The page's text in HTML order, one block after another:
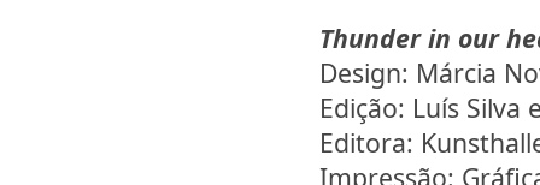
Thunder in our
Design: Márcia
Edição: Luís Silva
Editora:
Impressão: